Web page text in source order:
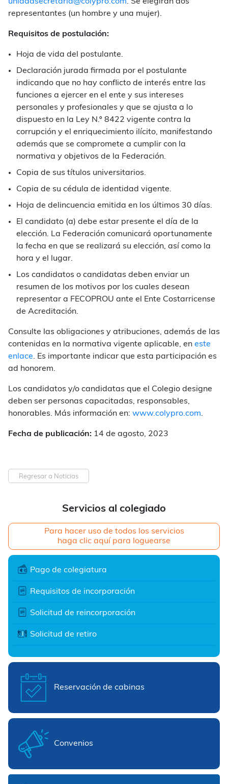
Servicios al colegiado
Para hacer uso de todos los servicios
haga clic aquí para loguearse
Pago de colegiatura
Requisitos de incorporación
Solicitud de reincorporación
Solicitud de retiro
Reservación de cabinas
Convenios
representantes (un hombre y una mujer).
Requisitos de postulación:
Hoja de vida del postulante.
Declaración jurada firmada por el postulante
indicando que no hay conflicto de interés entre las
funciones a ejercer en el ente y sus intereses
personales y profesionales y que se ajusta a lo
dispuesto en la Ley N.º 8422 vigente contra la
corrupción y el enriquecimiento ilícito, manifestando
además que se compromete a cumplir con la
normativa y objetivos de la Federación.
Copia de sus títulos universitarios.
Copia de su cédula de identidad vigente.
Hoja de delincuencia emitida en los últimos 30 días.
El candidato (a) debe estar presente el día de la
elección. La Federación comunicará oportunamente
la fecha en que se realizará su elección, así como la
hora y el lugar.
Los candidatos o candidatas deben enviar un
resumen de los motivos por los cuales desean
representar a FECOPROU ante el Ente Costarricense
de Acreditación.
Consulte las obligaciones y atribuciones, además de las
contenidas en la normativa vigente aplicable, en este
enlace. Es importante indicar que esta participación es
ad honorem.
Los candidatos y/o candidatas que el Colegio designe
deben ser personas capacitadas, responsables,
honorables. Más información en: www.colypro.com.
Fecha de publicación: 14 de agosto, 2023
Regresar a Noticias